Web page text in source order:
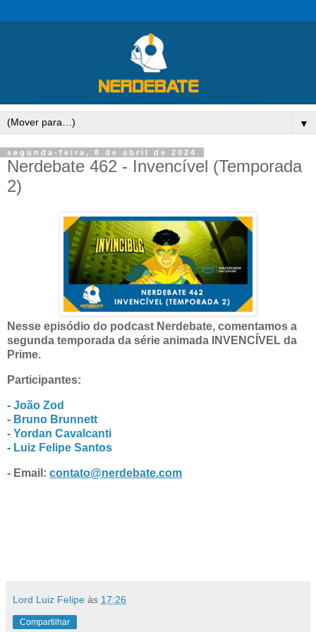
▼
segunda-feira, 8 de abril de 2024
Nerdebate 462 - Invencível (Temporada
2)
Nesse episódio do podcast Nerdebate, comentamos a
segunda temporada da série animada INVENCÍVEL da
Prime.
Participantes:
- João Zod
- Bruno Brunnett
- Yordan Cavalcanti
- Luiz Felipe Santos
- Email: contato@nerdebate.com
Lord Luiz Felipe às 17:26
Compartilhar